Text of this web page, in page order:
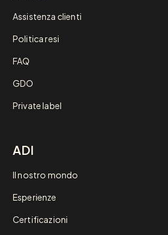
Assistenza clienti
Politica resi
FAQ
GDO
Private label
ADI
Il nostro mondo
Esperienze
Certificazioni